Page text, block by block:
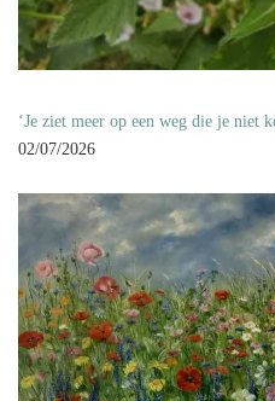
‘Je ziet meer op een weg die je niet
02/07/2026